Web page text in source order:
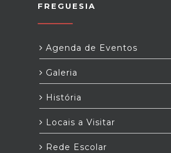
FREGUESIA
Agenda de Eventos
Galeria
História
Locais a Visitar
Rede Escolar